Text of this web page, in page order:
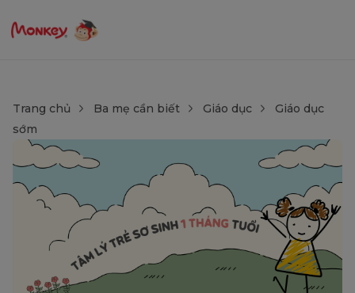
Trang chủ Ba mẹ cần biết Giáo dục
Giáo dục
sớm